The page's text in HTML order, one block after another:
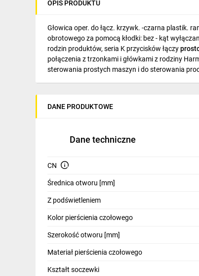
Napędy elektryczne
Pneumatyka
Dom i ogród
IT, GSM
Budowa i Remont
Elektronika
Smart home
Wentylacja i rekuperacja
OPIS PRODUKTU
Głowica oper. do łącz. krzywk. -czarna plastik.
obrotowego za pomocą kłodki: bez - kąt
rodzin produktów, seria K przycisków łączy
połączenia z trzonkami i główkami z rodziny
sterowania prostych maszyn i do sterowania
DANE PRODUKTOWE
Dane techniczne
CN
Średnica otworu [mm]
Z podświetleniem
Kolor pierścienia czołowego
Szerokość otworu [mm]
Materiał pierścienia czołowego
Kształt soczewki